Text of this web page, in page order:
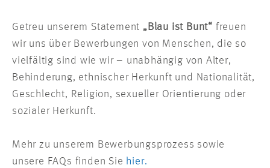
Getreu unserem Statement „Blau ist Bunt“ freuen
wir uns über Bewerbungen von Menschen, die so
vielfältig sind wie wir – unabhängig von Alter,
Behinderung, ethnischer Herkunft und Nationalität,
Geschlecht, Religion, sexueller Orientierung oder
sozialer Herkunft.
Mehr zu unserem Bewerbungsprozess sowie
unsere FAQs finden Sie hier.